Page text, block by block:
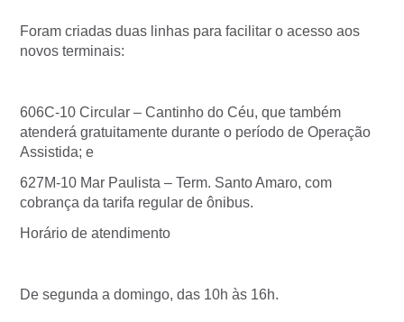
Foram criadas duas linhas para facilitar o acesso aos
novos terminais:
606C-10 Circular – Cantinho do Céu, que também
atenderá gratuitamente durante o período de Operação
Assistida; e
627M-10 Mar Paulista – Term. Santo Amaro, com
cobrança da tarifa regular de ônibus.
Horário de atendimento
De segunda a domingo, das 10h às 16h.